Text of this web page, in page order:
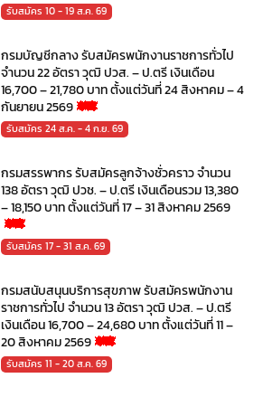
รับสมัคร 10 - 19 ส.ค. 69
กรมบัญชีกลาง รับสมัครพนักงานราชการทั่วไป
จำนวน 22 อัตรา วุฒิ ปวส. – ป.ตรี เงินเดือน
16,700 – 21,780 บาท ตั้งแต่วันที่ 24 สิงหาคม – 4
กันยายน 2569
รับสมัคร 24 ส.ค. - 4 ก.ย. 69
กรมสรรพากร รับสมัครลูกจ้างชั่วคราว จำนวน
138 อัตรา วุฒิ ปวช. – ป.ตรี เงินเดือนรวม 13,380
– 18,150 บาท ตั้งแต่วันที่ 17 – 31 สิงหาคม 2569
รับสมัคร 17 - 31 ส.ค. 69
กรมสนับสนุนบริการสุขภาพ รับสมัครพนักงาน
ราชการทั่วไป จำนวน 13 อัตรา วุฒิ ปวส. – ป.ตรี
เงินเดือน 16,700 – 24,680 บาท ตั้งแต่วันที่ 11 –
20 สิงหาคม 2569
รับสมัคร 11 - 20 ส.ค. 69